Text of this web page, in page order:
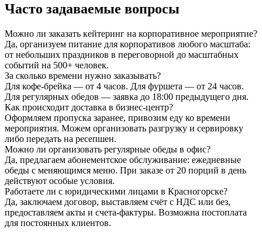
Часто задаваемые вопросы
Можно ли заказать кейтеринг на корпоративное мероприятие?
Да, организуем питание для корпоративов любого масштаба:
от небольших праздников в переговорной до масштабных
событий на 500+ человек.
За сколько времени нужно заказывать?
Для кофе-брейка — от 4 часов. Для фуршета — от 24 часов.
Для регулярных обедов — заявка до 18:00 предыдущего дня.
Как происходит доставка в бизнес-центр?
Оформляем пропуска заранее, привозим еду ко времени
мероприятия. Можем организовать разгрузку и сервировку
либо передать на ресепшен.
Можно ли организовать регулярные обеды в офис?
Да, предлагаем абонементское обслуживание: ежедневные
обеды с меняющимся меню. При заказе от 20 порций в день
действуют особые условия.
Работаете ли с юридическими лицами в Красногорске?
Да, заключаем договор, выставляем счёт с НДС или без,
предоставляем акты и счета-фактуры. Возможна постоплата
для постоянных клиентов.